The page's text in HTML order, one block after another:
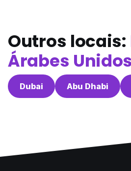
Outros locais:
Árabes Unidos
Dubai Abu Dhabi